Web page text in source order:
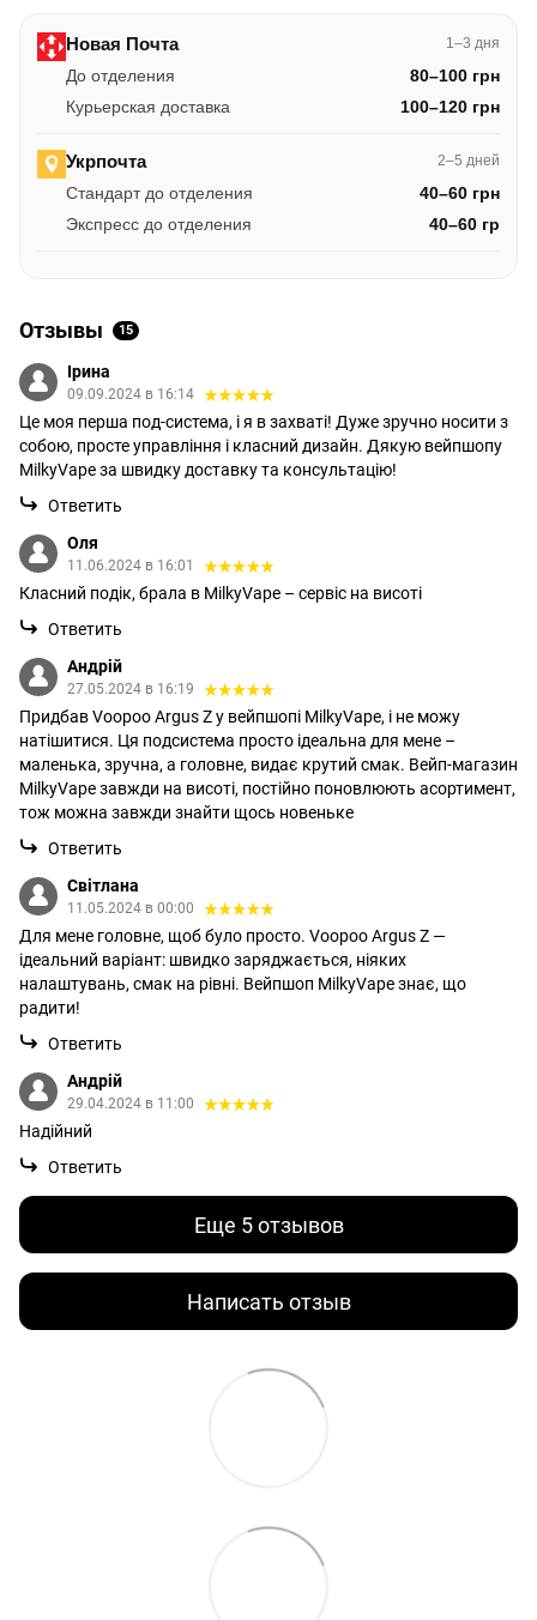
Новая Почта 1–3 дня
До отделения
80–100 грн
Курьерская доставка
100–120 грн
Укрпочта 2–5 дней
Стандарт до отделения
40–60 грн
Экспресс до отделения
40–60 гр
Отзывы 15
Ірина
09.09.2024 в 16:14
Це моя перша под-система, і я в захваті! Дуже зручно носити з
собою, просте управління і класний дизайн. Дякую вейпшопу
MilkyVape за швидку доставку та консультацію!
Ответить
Оля
11.06.2024 в 16:01
Класний подік, брала в MilkyVape – сервіс на висоті
Ответить
Андрій
27.05.2024 в 16:19
Придбав Voopoo Argus Z у вейпшопі MilkyVape, і не можу
натішитися. Ця подсистема просто ідеальна для мене –
маленька, зручна, а головне, видає крутий смак. Вейп-магазин
MilkyVape завжди на висоті, постійно поновлюють асортимент,
тож можна завжди знайти щось новеньке
Ответить
Світлана
11.05.2024 в 00:00
Для мене головне, щоб було просто. Voopoo Argus Z —
ідеальний варіант: швидко заряджається, ніяких
налаштувань, смак на рівні. Вейпшоп MilkyVape знає, що
радити!
Ответить
Андрій
29.04.2024 в 11:00
Надійний
Ответить
Еще 5 отзывов
Написать отзыв